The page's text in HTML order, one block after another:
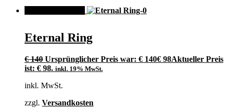
Eternal Ring
€140 Ursprünglicher Preis war: € 140€ 98Aktueller Preis
ist: € 98. inkl. 19% MwSt.
inkl. MwSt.
zzgl. Versandkosten